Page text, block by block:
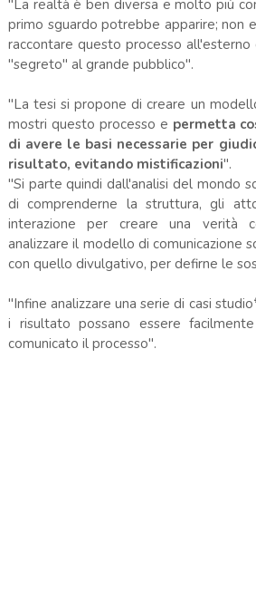
"La realtà è ben diversa e molto più
primo sguardo potrebbe apparire; non
raccontare questo processo
"segreto" al grande pubblico".
"La tesi si propone di creare un
mostri questo processo e permetta
di avere le basi necessarie per
risultato, evitando mistificazioni".
"Si parte quindi dall'analisi del mondo
di comprenderne la struttura, gli
interazione per creare una verità
analizzare il modello di comunicazione
con quello divulgativo, per defirne le
"Infine analizzare una serie di casi studio
i risultato possano essere
comunicato il processo".